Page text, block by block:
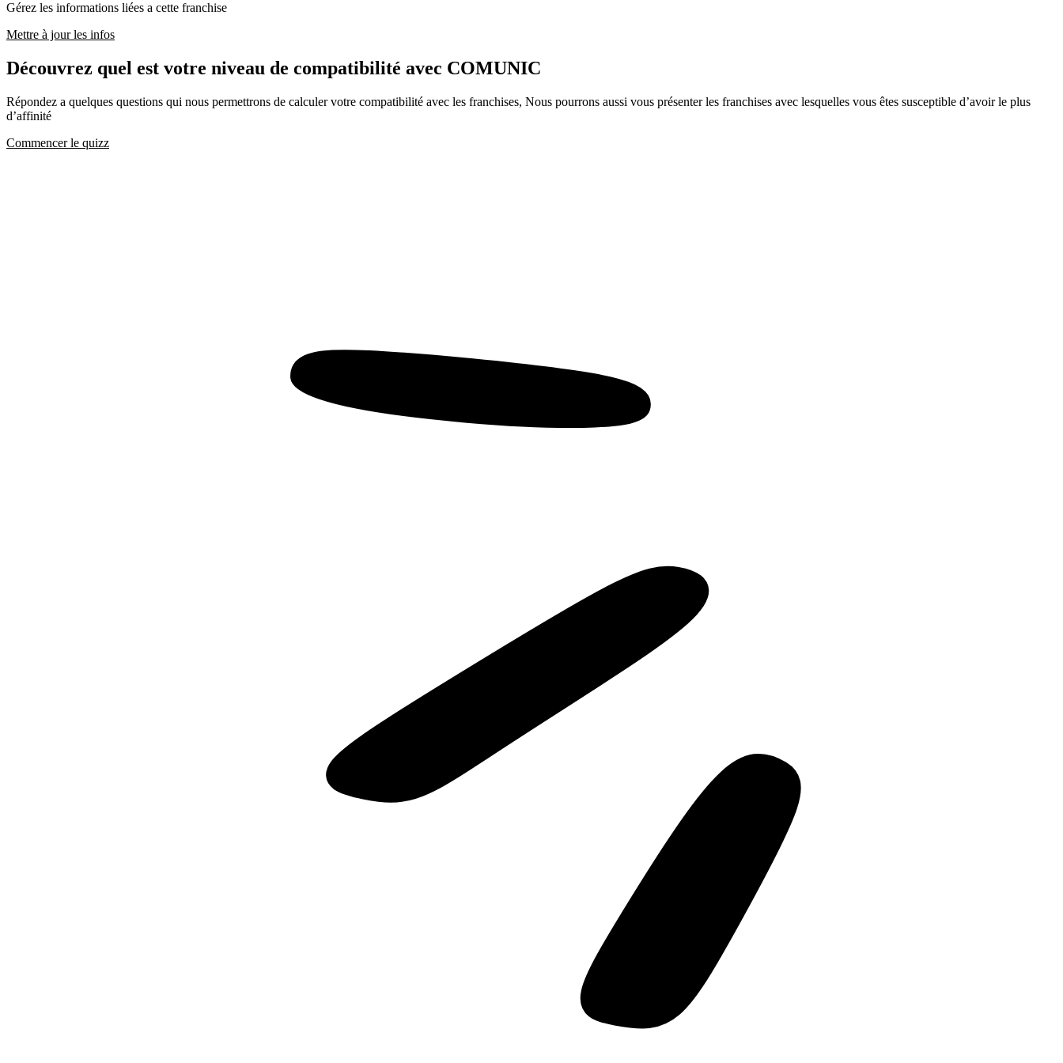
Gérez les informations liées a cette franchise
Mettre à jour les infos
Découvrez quel est votre niveau de compatibilité avec COMUNIC
Répondez a quelques questions qui nous permettrons de calculer votre compatibilité avec les franchises, Nous pourrons aussi vous présenter les franchises avec lesquelles vous êtes susceptible d’avoir le plus
d’affinité
Commencer le quizz